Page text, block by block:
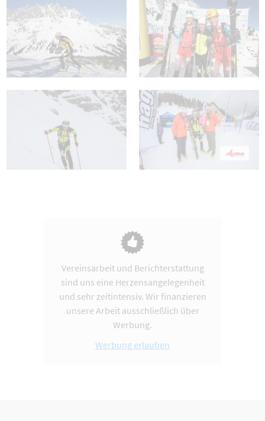
Vereinsarbeit und Berichterstattung
sind uns eine Herzensangelegenheit
und sehr zeitintensiv. Wir finanzieren
unsere Arbeit ausschließlich über
Werbung.
Werbung erlauben